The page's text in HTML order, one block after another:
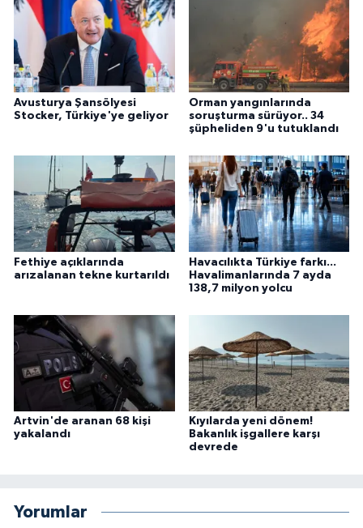
Avusturya Şansölyesi
Stocker, Türkiye'ye geliyor
Orman yangınlarında
soruşturma sürüyor.. 34
şüpheliden 9'u tutuklandı
Fethiye açıklarında
arızalanan tekne kurtarıldı
Havacılıkta Türkiye farkı...
Havalimanlarında 7 ayda
138,7 milyon yolcu
Artvin'de aranan 68 kişi
yakalandı
Kıyılarda yeni dönem!
Bakanlık işgallere karşı
devrede
Yorumlar